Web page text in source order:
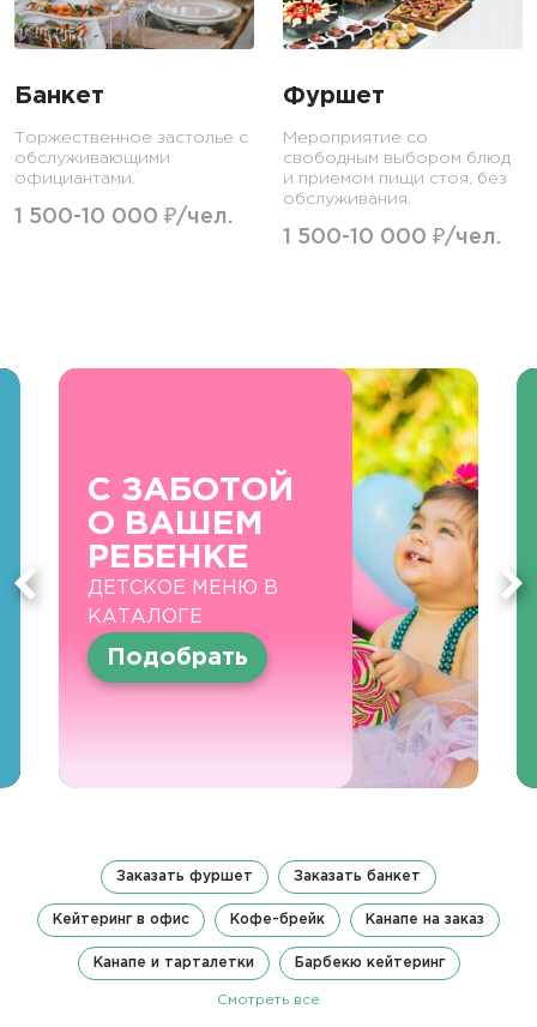
Банкет
Торжественное застолье с
обслуживающими
официантами.
1 500-10 000 ₽/чел.
Фуршет
Мероприятие со
свободным выбором блюд
и приемом пищи стоя, без
обслуживания.
1 500-10 000 ₽/чел.
С ЗАБОТОЙ
О ВАШЕМ
РЕБЕНКЕ
ДЕТСКОЕ МЕНЮ В
КАТАЛОГЕ
Подобрать
Заказать фуршет Заказать банкет
Кейтеринг в офис Кофе-брейк Канапе на заказ
Канапе и тарталетки Барбекю кейтеринг
Смотреть все